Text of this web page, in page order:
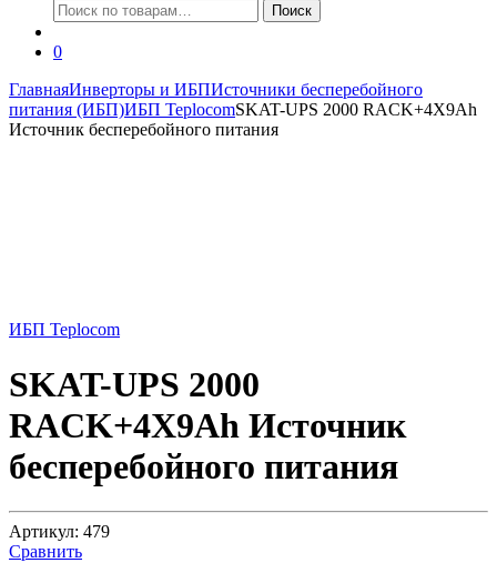
Искать:
Поиск
0
ГлавнаяИнверторы и ИБПИсточники бесперебойного
питания (ИБП)ИБП TeplocomSKAT-UPS 2000 RACK+4X9Ah
Источник бесперебойного питания
ИБП Teplocom
SKAT-UPS 2000
RACK+4X9Ah Источник
бесперебойного питания
Артикул: 479
Сравнить